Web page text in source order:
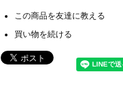
この商品を友達に教える
買い物を続ける